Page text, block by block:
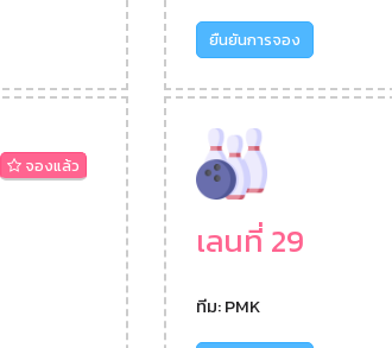
ยืนยันการจอง
จองแล้ว
เลนที่ 29
ทีม: PMK